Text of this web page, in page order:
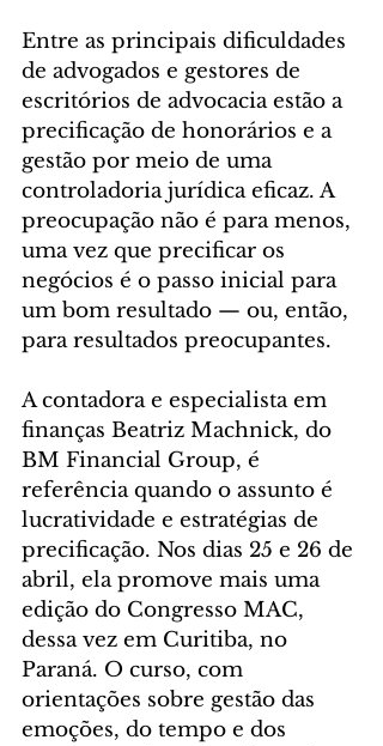
Entre as principais dificuldades
de advogados e gestores de
escritórios de advocacia estão a
precificação de honorários e a
gestão por meio de uma
controladoria jurídica eficaz. A
preocupação não é para menos,
uma vez que precificar os
negócios é o passo inicial para
um bom resultado — ou, então,
para resultados preocupantes.
A contadora e especialista em
finanças Beatriz Machnick, do
BM Financial Group, é
referência quando o assunto é
lucratividade e estratégias de
precificação. Nos dias 25 e 26 de
abril, ela promove mais uma
edição do Congresso MAC,
dessa vez em Curitiba, no
Paraná. O curso, com
orientações sobre gestão das
emoções, do tempo e dos